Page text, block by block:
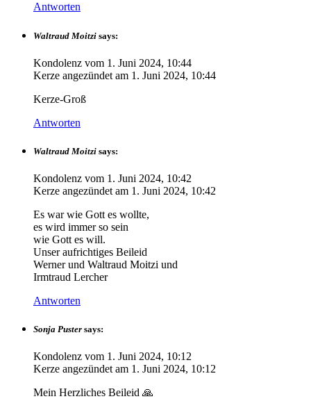
Antworten
Waltraud Moitzi says:
Kondolenz vom 1. Juni 2024, 10:44
Kerze angezündet am 1. Juni 2024, 10:44
Kerze-Groß
Antworten
Waltraud Moitzi says:
Kondolenz vom 1. Juni 2024, 10:42
Kerze angezündet am 1. Juni 2024, 10:42
Es war wie Gott es wollte,
es wird immer so sein
wie Gott es will.
Unser aufrichtiges Beileid
Werner und Waltraud Moitzi und
Irmtraud Lercher
Antworten
Sonja Puster says:
Kondolenz vom 1. Juni 2024, 10:12
Kerze angezündet am 1. Juni 2024, 10:12
Mein Herzliches Beileid 🙏